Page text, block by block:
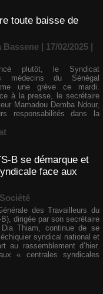
toute baisse de
Bassene | 17/02/2025 |
plutôt, le Syndicat
médecins du Sénégal
une grève ce mardi.
à la presse, le secrétaire
Mamadou Demba Ndour,
responsabilités dans la
B se démarque et
face aux
Société
des Travailleurs du
dirigée par son secrétaire
Thiam, continue de se
syndical national et
au rassemblement d’hier.
« centrales syndicales